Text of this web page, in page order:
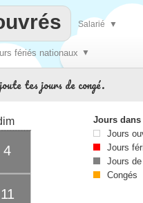
fériés nationaux ▼
Salarié ▼
tes jours de congé.
4
11
Jours
Jours
Jours
Jours
Congés